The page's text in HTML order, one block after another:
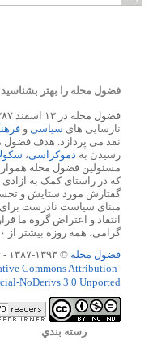
فضول محله را بهتر بشناسید
نارسایی های سیاسی و
نقد می پردازد. هدف
رسیدن به دموکراسی،
مسئولین فضول محله همواره
که در راستای کمک به
گفتارش مورد ستایش و تحسین
مبنای سیاست نادرست برای
انتقاد و اعتراض گروه ما
گرامی، همه روزه بیشتر از ۱۰،۰۰۰ نفر از این سایت دیدن می کنند.
فضول محله © ۱۳۹۳-۱۳۸۷ -
Commons Attribution-
NoDerivs 3.0 Unported
رسته بندي